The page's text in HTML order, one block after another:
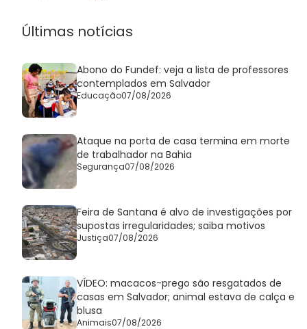
Últimas notícias
Abono do Fundef: veja a lista de professores
contemplados em Salvador
Educação07/08/2026
Ataque na porta de casa termina em morte
de trabalhador na Bahia
Segurança07/08/2026
Feira de Santana é alvo de investigações por
supostas irregularidades; saiba motivos
Justiça07/08/2026
VÍDEO: macacos-prego são resgatados de
casas em Salvador; animal estava de calça e
blusa
Animais07/08/2026